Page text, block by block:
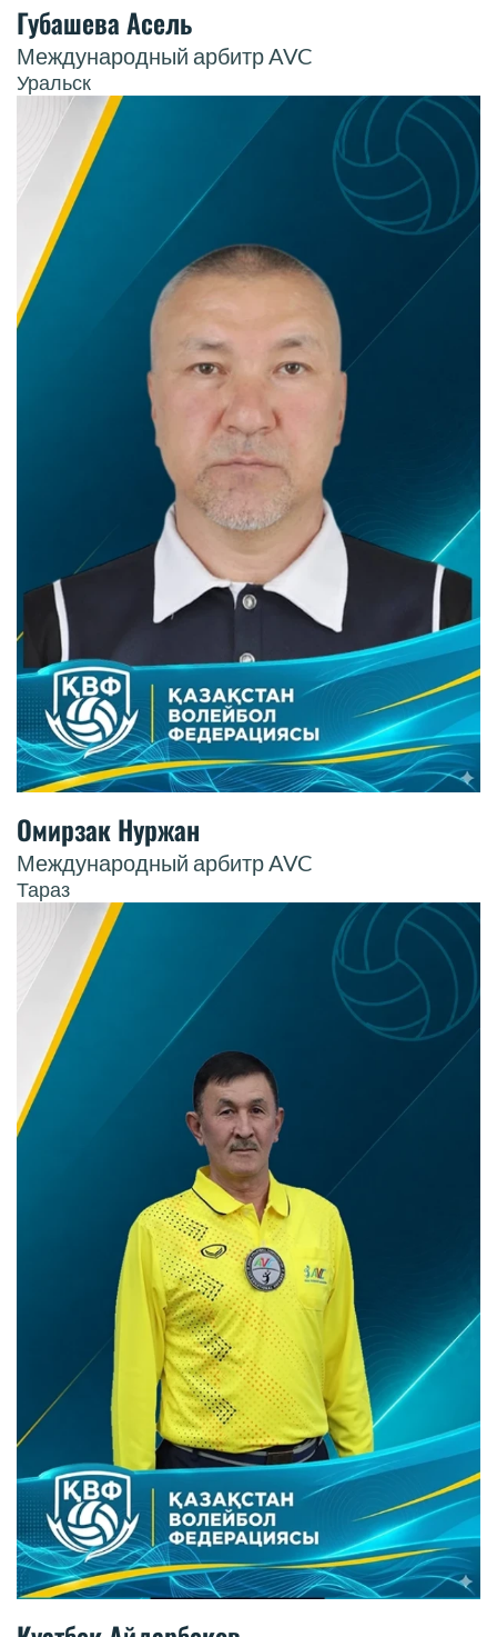
Губашева Асель
Международный арбитр AVC
Уральск
Омирзак Нуржан
Международный арбитр AVC
Тараз